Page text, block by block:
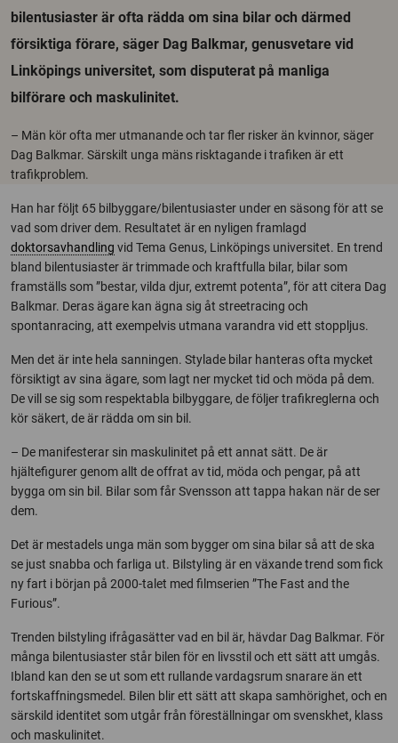
bilentusiaster är ofta rädda om sina bilar och därmed
försiktiga förare, säger Dag Balkmar, genusvetare vid
Linköpings universitet, som disputerat på manliga
bilförare och maskulinitet.
– Män kör ofta mer utmanande och tar fler risker än kvinnor, säger
Dag Balkmar. Särskilt unga mäns risktagande i trafiken är ett
trafikproblem.
Han har följt 65 bilbyggare/bilentusiaster under en säsong för att se
vad som driver dem. Resultatet är en nyligen framlagd
doktorsavhandling vid Tema Genus, Linköpings universitet. En trend
bland bilentusiaster är trimmade och kraftfulla bilar, bilar som
framställs som ”bestar, vilda djur, extremt potenta”, för att citera Dag
Balkmar. Deras ägare kan ägna sig åt streetracing och
spontanracing, att exempelvis utmana varandra vid ett stoppljus.
Men det är inte hela sanningen. Stylade bilar hanteras ofta mycket
försiktigt av sina ägare, som lagt ner mycket tid och möda på dem.
De vill se sig som respektabla bilbyggare, de följer trafikreglerna och
kör säkert, de är rädda om sin bil.
– De manifesterar sin maskulinitet på ett annat sätt. De är
hjältefigurer genom allt de offrat av tid, möda och pengar, på att
bygga om sin bil. Bilar som får Svensson att tappa hakan när de ser
dem.
Det är mestadels unga män som bygger om sina bilar så att de ska
se just snabba och farliga ut. Bilstyling är en växande trend som fick
ny fart i början på 2000-talet med filmserien ”The Fast and the
Furious”.
Trenden bilstyling ifrågasätter vad en bil är, hävdar Dag Balkmar. För
många bilentusiaster står bilen för en livsstil och ett sätt att umgås.
Ibland kan den se ut som ett rullande vardagsrum snarare än ett
fortskaffningsmedel. Bilen blir ett sätt att skapa samhörighet, och en
särskild identitet som utgår från föreställningar om svenskhet, klass
och maskulinitet.